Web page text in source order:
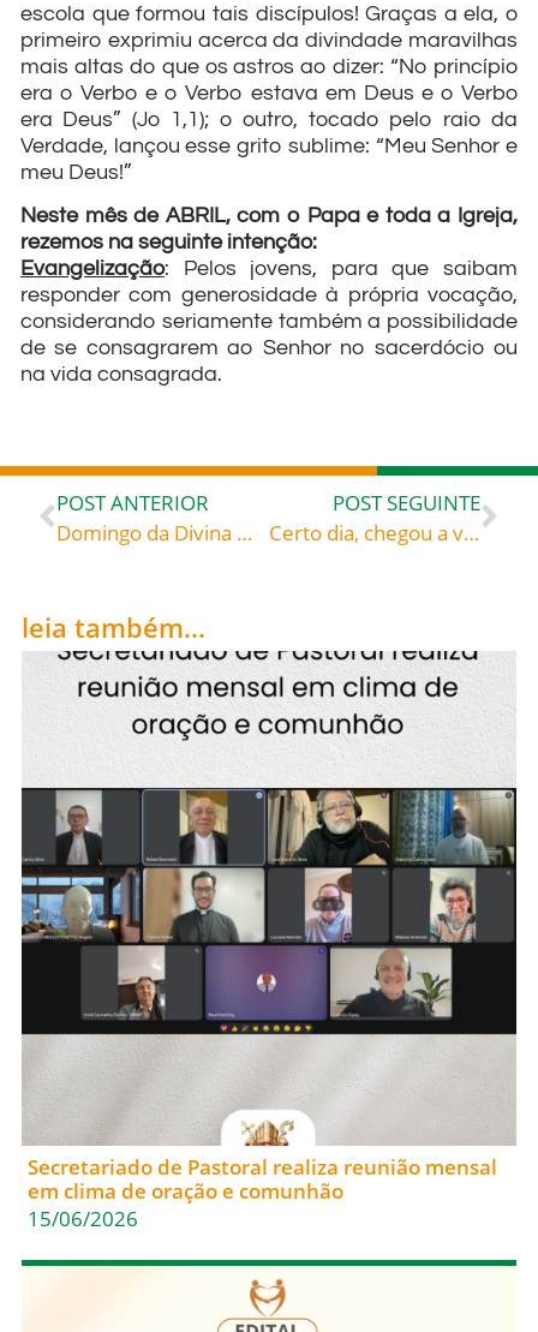
escola que formou tais discípulos! Graças a ela, o
primeiro exprimiu acerca da divindade maravilhas
mais altas do que os astros ao dizer: “No princípio
era o Verbo e o Verbo estava em Deus e o Verbo
era Deus” (Jo 1,1); o outro, tocado pelo raio da
Verdade, lançou esse grito sublime: “Meu Senhor e
meu Deus!”
Neste mês de ABRIL, com o Papa e toda a Igreja,
rezemos na seguinte intenção:
Evangelização: Pelos jovens, para que saibam
responder com generosidade à própria vocação,
considerando seriamente também a possibilidade
de se consagrarem ao Senhor no sacerdócio ou
na vida consagrada.
POST ANTERIOR
Domingo da Divina Misericórdia: “Coração de Jesus eu confio em vós”
POST SEGUINTE
Certo dia, chegou a vez da filha do rei, que foi levada pelo soberano em prantos à margem do lago. De repente, apareceu o jovem guerreiro e matou o dragão, salvando a princesa. Ou melhor, não o matou, mas o transformou em dócil cordeirinho: São Jorge, Mártir (Século IV), celebrado hoje, 23, roga por todos nós!
leia também...
Secretariado de Pastoral realiza reunião mensal
em clima de oração e comunhão
15/06/2026